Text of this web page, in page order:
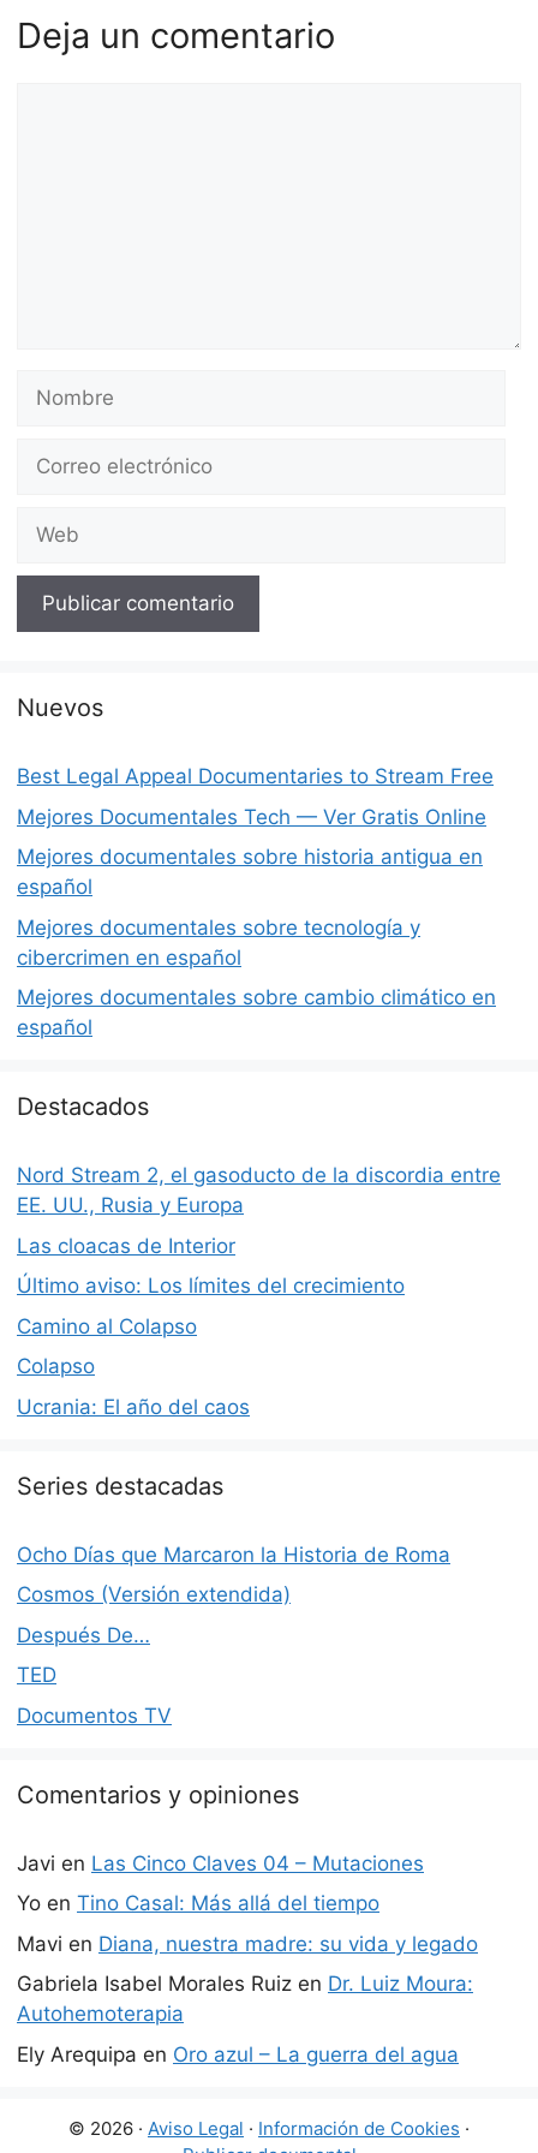
Deja un comentario
Nombre
Correo
Web
Nuevos
Best Legal Appeal Documentaries to Stream Free
Mejores Documentales Tech — Ver Gratis Online
Mejores documentales sobre historia antigua en
español
Mejores documentales sobre tecnología y
cibercrimen en español
Mejores documentales sobre cambio climático en
español
Destacados
Nord Stream 2, el gasoducto de la discordia entre
EE. UU., Rusia y Europa
Las cloacas de Interior
Último aviso: Los límites del crecimiento
Camino al Colapso
Colapso
Ucrania: El año del caos
Series destacadas
Ocho Días que Marcaron la Historia de Roma
Cosmos (Versión extendida)
Después De…
TED
Documentos TV
Comentarios y opiniones
Javi en Las Cinco Claves 04 – Mutaciones
Yo en Tino Casal: Más allá del tiempo
Mavi en Diana, nuestra madre: su vida y legado
Gabriela Isabel Morales Ruiz en Dr. Luiz Moura:
Autohemoterapia
Ely Arequipa en Oro azul – La guerra del agua
© 2026 · Aviso Legal · Información de Cookies ·